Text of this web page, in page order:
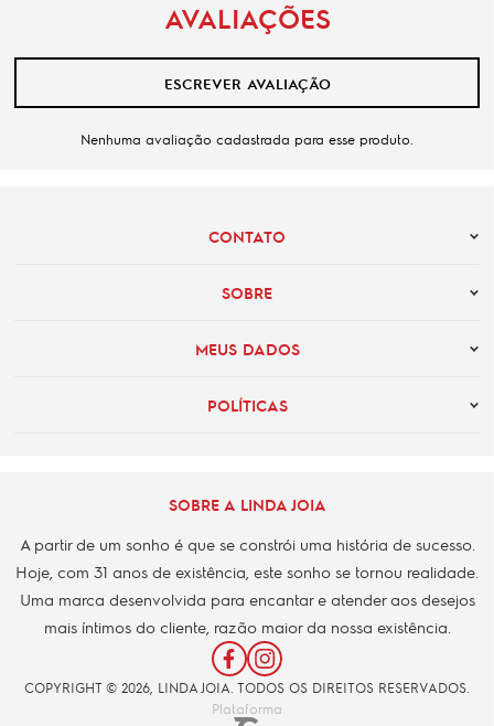
AVALIAÇÕES
ESCREVER AVALIAÇÃO
Nenhuma avaliação cadastrada para esse produto.
CONTATO
SOBRE
MEUS DADOS
POLÍTICAS
SOBRE A LINDA JOIA
A partir de um sonho é que se constrói uma história de sucesso.
Hoje, com 31 anos de existência, este sonho se tornou realidade.
Uma marca desenvolvida para encantar e atender aos desejos
mais íntimos do cliente, razão maior da nossa existência.
COPYRIGHT © 2026, LINDA JOIA. TODOS OS DIREITOS RESERVADOS.
Plataforma